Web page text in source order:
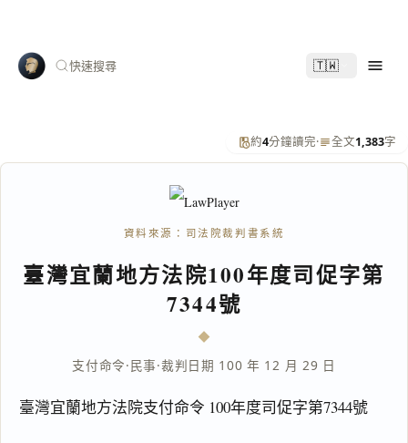
快速搜尋 🇹🇼
約4分鐘讀完· 全文1,383字
資料來源：司法院裁判書系統
臺灣宜蘭地方法院100年度司促字第
7344號
支付命令·民事·裁判日期 100 年 12 月 29 日
臺灣宜蘭地方法院支付命令 100年度司促字第7344號